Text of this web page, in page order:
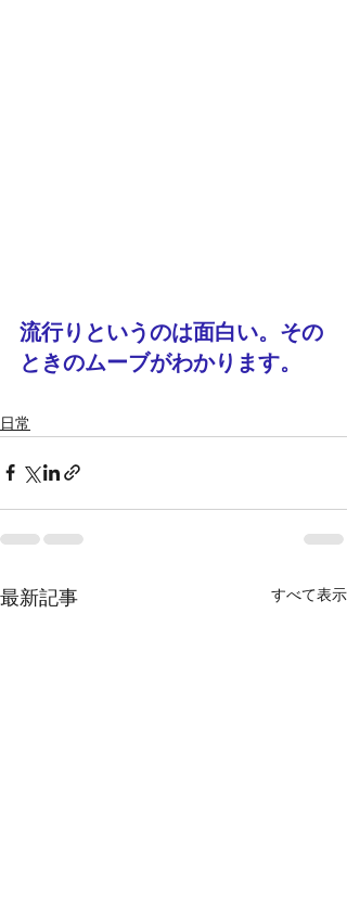
流行りというのは面白い。その
ときのムーブがわかります。
日常
最新記事 すべて表示